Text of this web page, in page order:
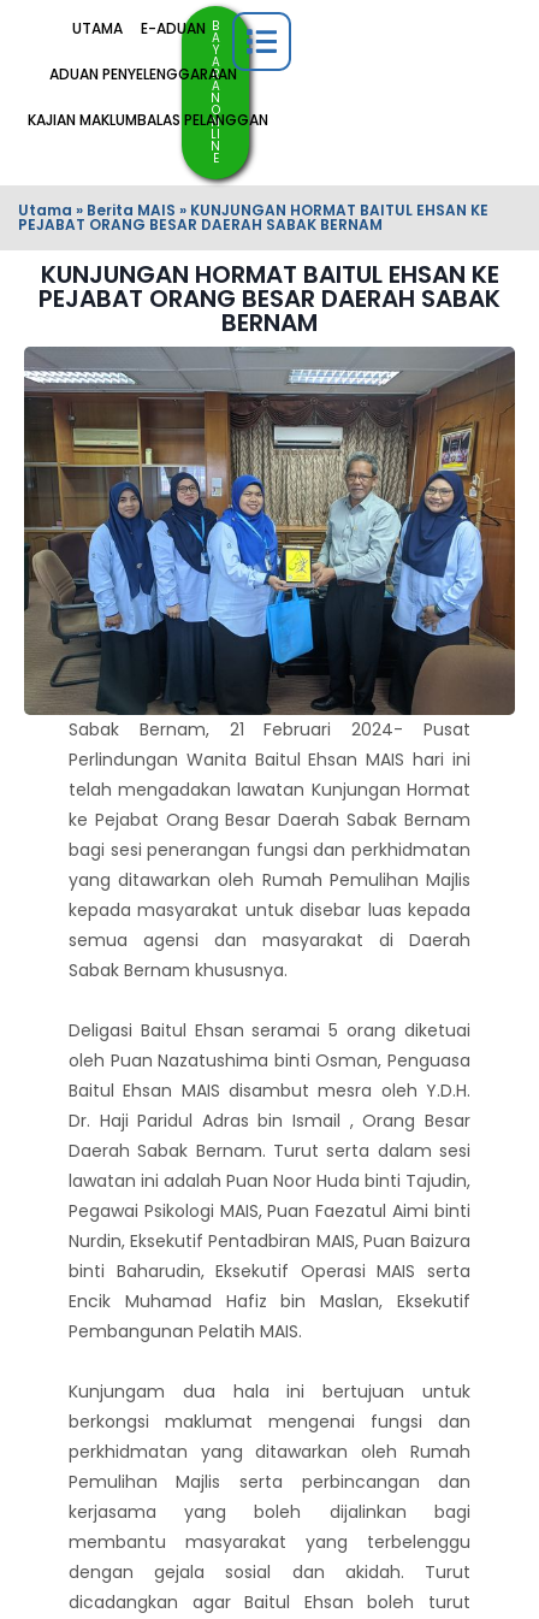
UTAMA E-ADUAN
ADUAN PENYELENGGARAAN
KAJIAN MAKLUMBALAS PELANGGAN
B
A
Y
A
R
A
N
O
N
LI
N
E
Utama » Berita MAIS » KUNJUNGAN HORMAT BAITUL EHSAN KE
PEJABAT ORANG BESAR DAERAH SABAK BERNAM
KUNJUNGAN HORMAT BAITUL EHSAN KE
PEJABAT ORANG BESAR DAERAH SABAK
BERNAM
Sabak Bernam, 21 Februari 2024- Pusat
Perlindungan Wanita Baitul Ehsan MAIS hari ini
telah mengadakan lawatan Kunjungan Hormat
ke Pejabat Orang Besar Daerah Sabak Bernam
bagi sesi penerangan fungsi dan perkhidmatan
yang ditawarkan oleh Rumah Pemulihan Majlis
kepada masyarakat untuk disebar luas kepada
semua agensi dan masyarakat di Daerah
Sabak Bernam khususnya.
Deligasi Baitul Ehsan seramai 5 orang diketuai
oleh Puan Nazatushima binti Osman, Penguasa
Baitul Ehsan MAIS disambut mesra oleh Y.D.H.
Dr. Haji Paridul Adras bin Ismail , Orang Besar
Daerah Sabak Bernam. Turut serta dalam sesi
lawatan ini adalah Puan Noor Huda binti Tajudin,
Pegawai Psikologi MAIS, Puan Faezatul Aimi binti
Nurdin, Eksekutif Pentadbiran MAIS, Puan Baizura
binti Baharudin, Eksekutif Operasi MAIS serta
Encik Muhamad Hafiz bin Maslan, Eksekutif
Pembangunan Pelatih MAIS.
Kunjungam dua hala ini bertujuan untuk
berkongsi maklumat mengenai fungsi dan
perkhidmatan yang ditawarkan oleh Rumah
Pemulihan Majlis serta perbincangan dan
kerjasama yang boleh dijalinkan bagi
membantu masyarakat yang terbelenggu
dengan gejala sosial dan akidah. Turut
dicadangkan agar Baitul Ehsan boleh turut